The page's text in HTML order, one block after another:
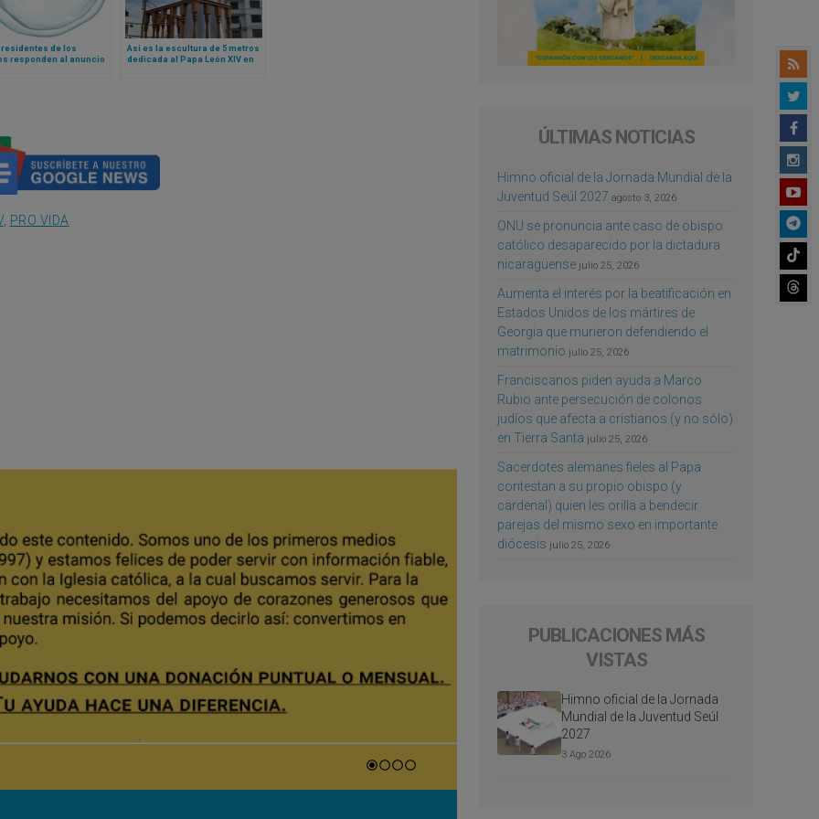
de los
responden al anuncio
Así es la escultura de 5 metros
dedicada al Papa León XIV en
, PRO VIDA
ÚLTIMAS NOTICIAS
Himno oficial de la Jornada Mundial de la
Juventud Seúl 2027 agosto 3, 2026
ONU se pronuncia ante caso de obispo
católico desaparecido por la dictadura
nicaragüense julio 25, 2026
Aumenta el interés por la beatificación en
Estados Unidos de los mártires de
Georgia que murieron defendiendo el
matrimonio julio 25, 2026
Franciscanos piden ayuda a Marco
Rubio ante persecución de colonos
judíos que afecta a cristianos (y no sólo)
en Tierra Santa julio 25, 2026
Sacerdotes alemanes fieles al Papa
contestan a su propio obispo (y
cardenal) quien les orilla a bendecir
parejas del mismo sexo en importante
diócesis julio 25, 2026
PUBLICACIONES MÁS
VISTAS
Himno oficial de la Jornada
Mundial de la Juventud Seúl
2027
3 Ago 2026